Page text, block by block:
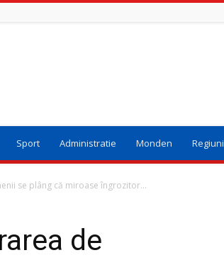
Sport Administratie Monden Regiuni
se plâng că miroase îngrozitor...
de